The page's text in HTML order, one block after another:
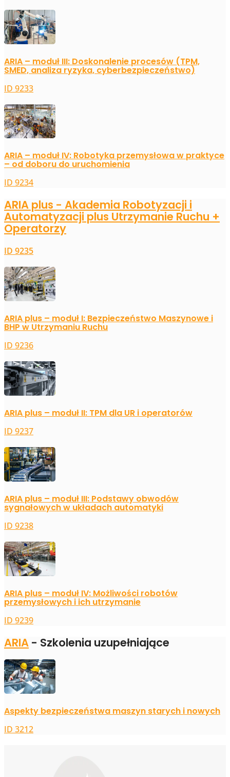
ARIA – moduł III: Doskonalenie procesów (TPM,
SMED, analiza ryzyka, cyberbezpieczeństwo)
ID 9233
ARIA – moduł IV: Robotyka przemysłowa w praktyce
– od doboru do uruchomienia
ID 9234
ARIA plus - Akademia Robotyzacji i
Automatyzacji plus Utrzymanie Ruchu +
Operatorzy
ID 9235
ARIA plus – moduł I: Bezpieczeństwo Maszynowe i
BHP w Utrzymaniu Ruchu
ID 9236
ARIA plus – moduł II: TPM dla UR i operatorów
ID 9237
ARIA plus – moduł III: Podstawy obwodów
sygnałowych w układach automatyki
ID 9238
ARIA plus – moduł IV: Możliwości robotów
przemysłowych i ich utrzymanie
ID 9239
ARIA - Szkolenia uzupełniające
Aspekty bezpieczeństwa maszyn starych i nowych
ID 3212